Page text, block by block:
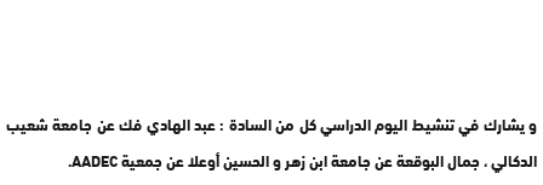
و يشارك في تنشيط اليوم الدراسي كل من السادة : عبد الهادي فك عن جامعة شعيب
الدكالي ، جمال البوقعة عن جامعة ابن زهر و الحسين أوعلا عن جمعيةAADEC
.